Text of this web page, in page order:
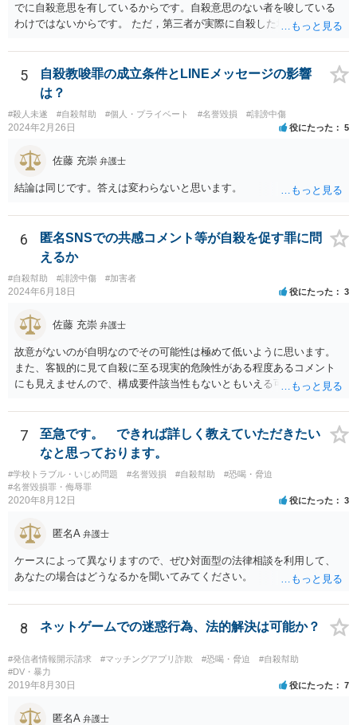
でに自殺意思を有しているからです。自殺意思のない者を唆している
わけではないからです。 ただ，第三者が実際に自殺した場合，あなた
5
自殺教唆罪の成立条件とLINEメッセージの影響
は？
#殺人未遂 #自殺幇助 #個人・プライベート #名誉毀損 #誹謗中傷
2024年2月26日 役にたった 5
佐藤 充崇 弁護士
結論は同じです。答えは変わらないと思います。
6
匿名SNSでの共感コメント等が自殺を促す罪に問
えるか
#自殺幇助 #誹謗中傷 #加害者
2024年6月18日 役にたった 3
佐藤 充崇 弁護士
故意がないのが自明なのでその可能性は極めて低いように思います。
また、客観的に見て自殺に至る現実的危険性がある程度あるコメント
にも見えませんので、構成要件該当性もないともいえる可能性は高い
7
至急です。 できれば詳しく教えていただきたい
なと思っております。
#学校トラブル・いじめ問題 #名誉毀損 #自殺幇助
#恐喝・脅迫
#名誉毀損罪・侮辱罪
2020年8月12日 役にたった 3
匿名A 弁護士
ケースによって異なりますので、ぜひ対面型の法律相談を利用して、
あなたの場合はどうなるかを聞いてみてください。
8 ネットゲームでの迷惑行為、法的解決は可能か？
#発信者情報開示請求 #マッチングアプリ詐欺 #恐喝・脅迫
#自殺幇助
#DV・暴力
2019年8月30日 役にたった 7
匿名A 弁護士